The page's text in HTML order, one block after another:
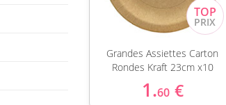
Grandes Assiettes Carton
Rondes Kraft 23cm x10
1.60 €